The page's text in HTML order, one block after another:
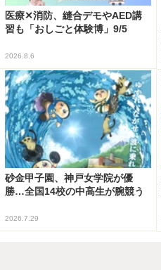
医療✕消防、縫合デモやAED講
習も「おしごと体験博」9/5
2026.8.6
砂金甲子園、神戸女学院が優
勝…全国14校の中高生が腕競う
2026.7.29